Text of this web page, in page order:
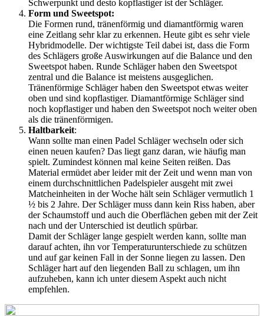
Schwerpunkt und desto kopflastiger ist der Schläger.
Form und Sweetspot:
Die Formen rund, tränenförmig und diamantförmig waren
eine Zeitlang sehr klar zu erkennen. Heute gibt es sehr viele
Hybridmodelle. Der wichtigste Teil dabei ist, dass die Form
des Schlägers große Auswirkungen auf die Balance und den
Sweetspot haben. Runde Schläger haben den Sweetspot
zentral und die Balance ist meistens ausgeglichen.
Tränenförmige Schläger haben den Sweetspot etwas weiter
oben und sind kopflastiger. Diamantförmige Schläger sind
noch kopflastiger und haben den Sweetspot noch weiter oben
als die tränenförmigen.
Haltbarkeit:
Wann sollte man einen Padel Schläger wechseln oder sich
einen neuen kaufen? Das liegt ganz daran, wie häufig man
spielt. Zumindest können mal keine Seiten reißen. Das
Material ermüdet aber leider mit der Zeit und wenn man von
einem durchschnittlichen Padelspieler ausgeht mit zwei
Matcheinheiten in der Woche hält sein Schläger vermutlich 1
½ bis 2 Jahre. Der Schläger muss dann kein Riss haben, aber
der Schaumstoff und auch die Oberflächen geben mit der Zeit
nach und der Unterschied ist deutlich spürbar.
Damit der Schläger lange gespielt werden kann, sollte man
darauf achten, ihn vor Temperaturunterschiede zu schützen
und auf gar keinen Fall in der Sonne liegen zu lassen. Den
Schläger hart auf den liegenden Ball zu schlagen, um ihn
aufzuheben, kann ich unter diesem Aspekt auch nicht
empfehlen.